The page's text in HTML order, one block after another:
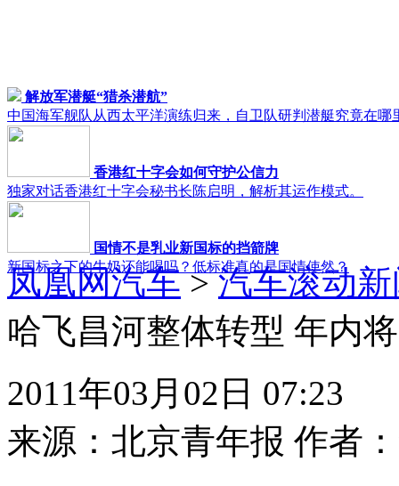
解放军潜艇“猎杀潜航”
中国海军舰队从西太平洋演练归来，自卫队研判潜艇究竟在哪
香港红十字会如何守护公信力
独家对话香港红十字会秘书长陈启明，解析其运作模式。
国情不是乳业新国标的挡箭牌
新国标之下的牛奶还能喝吗？低标准真的是国情使然？
凤凰网汽车>汽车滚动
哈飞昌河整体转型 年内
2011年03月02日 07:23
来源： 北京青年报 作者：